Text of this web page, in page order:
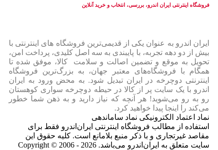
فروشگاه اینترنتی ایران‌ اندرو، بررسی، انتخاب و خرید آنلاین
ایران‌ اندرو به عنوان یکی از قدیمی‌ترین فروشگاه های اینترنتی با
بیش از دو دهه تجربه، با پایبندی به سه اصل کلیدی، پرداخت امن،
تحویل به موقع و تضمین اصالت و سلامت کالا، موفق شده تا
همگام با فروشگاه‌های معتبر جهان، به بزرگ‌ترین فروشگاه
اینترنتی دوچرخه در ایران تبدیل شود. به محض ورود به ایران‌
اندرو با یک سایت پر از کالا در حیطه دوچرخه سواری کوهستان
رو به رو می‌شوید! هر آنچه که نیاز دارید و به ذهن شما خطور
می‌کند را اینجا پیدا خواهید کرد.
نماد اعتماد الکترونیکی نماد ساماندهی
استفاده از مطالب فروشگاه اینترنتی ایران‌اندرو فقط برای
مقاصد غیرتجاری و با ذکر منبع بلامانع است. کلیه حقوق این
سایت متعلق به ایران‌اندرو می‌باشد. Copyright © 2006 - 2026